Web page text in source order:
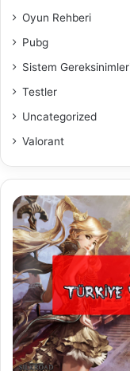
Oyun Rehberi
Pubg
Sistem
Testler
Uncategorized
Valorant